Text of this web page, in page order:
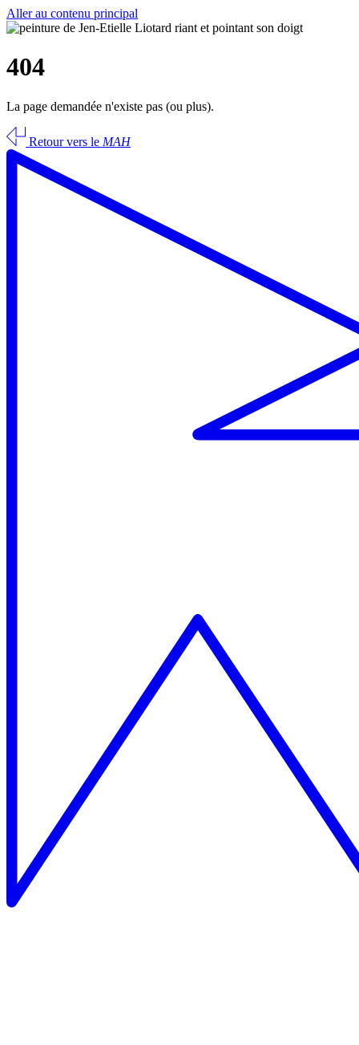
Aller au contenu principal
404
La page demandée n'existe pas (ou plus).
Retour vers le MAH